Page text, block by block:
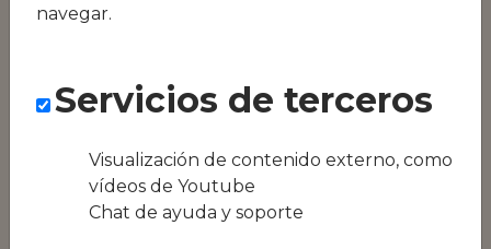
RR.HH
equipos híbridos
Conseguimos la
oferta local de tu
navegar.
Servicios de terceros
Visualización de contenido externo, como
vídeos de Youtube
Chat de ayuda y soporte